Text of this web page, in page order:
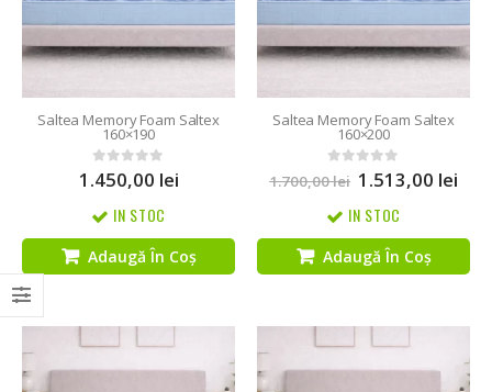
Saltea Memory Foam Saltex
160×190
0out of 5
1.450,00 lei
IN STOC
Adaugă În Coș
Saltea Memory Foam Saltex
160×200
0out of 5
1.700,00lei 1.513,00 lei
IN STOC
Adaugă În Coș